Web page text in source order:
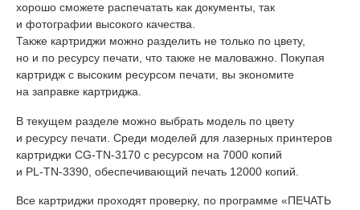
хорошо сможете распечатать как документы, так
и фотографии высокого качества.
Также картриджи можно разделить не только по цвету,
но и по ресурсу печати, что также не маловажно. Покупая
картридж с высоким ресурсом печати, вы экономите
на заправке картриджа.
В текущем разделе можно выбрать модель по цвету
и ресурсу печати. Среди моделей для лазерных принтеров
картриджи CG-TN-3170 с ресурсом на 7000 копий
и PL-TN-3390 , обеспечивающий печать 12000 копий.
Все картриджи проходят проверку, по программе «ПЕЧАТЬ